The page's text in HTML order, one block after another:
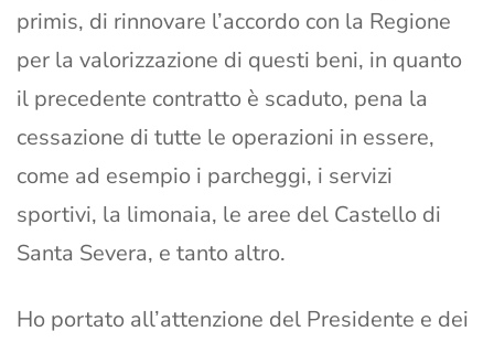
primis, di rinnovare l’accordo con la Regione
per la valorizzazione di questi beni, in quanto
il precedente contratto è scaduto, pena la
cessazione di tutte le operazioni in essere,
come ad esempio i parcheggi, i servizi
sportivi, la limonaia, le aree del Castello di
Santa Severa, e tanto altro.
Ho portato all’attenzione del Presidente e dei